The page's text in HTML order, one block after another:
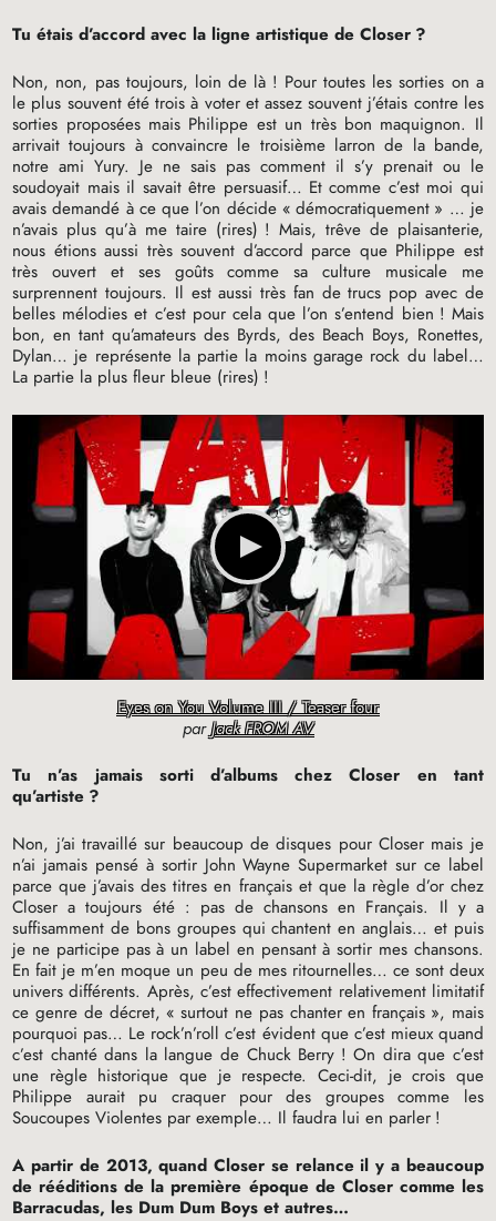
Tu étais d’accord avec la ligne artistique de Closer ?
Non, non, pas toujours, loin de là ! Pour toutes les sorties on a
le plus souvent été trois à voter et assez souvent j’étais contre les
sorties proposées mais Philippe est un très bon maquignon. Il
arrivait toujours à convaincre le troisième larron de la bande,
notre ami Yury. Je ne sais pas comment il s’y prenait ou le
soudoyait mais il savait être persuasif… Et comme c’est moi qui
avais demandé à ce que l’on décide « démocratiquement » … je
n’avais plus qu’à me taire (rires) ! Mais, trêve de plaisanterie,
nous étions aussi très souvent d’accord parce que Philippe est
très ouvert et ses goûts comme sa culture musicale me
surprennent toujours. Il est aussi très fan de trucs pop avec de
belles mélodies et c’est pour cela que l’on s’entend bien ! Mais
bon, en tant qu’amateurs des Byrds, des Beach Boys, Ronettes,
Dylan… je représente la partie la moins garage rock du label…
La partie la plus fleur bleue (rires) !
Eyes on You Volume III / Teaser four
parJack FROM AV
Tu n’as jamais sorti d’albums chez Closer en tant
qu’artiste ?
Non, j’ai travaillé sur beaucoup de disques pour Closer mais je
n’ai jamais pensé à sortir John Wayne Supermarket sur ce label
parce que j’avais des titres en français et que la règle d’or chez
Closer a toujours été : pas de chansons en Français. Il y a
suffisamment de bons groupes qui chantent en anglais… et puis
je ne participe pas à un label en pensant à sortir mes chansons.
En fait je m’en moque un peu de mes ritournelles… ce sont deux
univers différents. Après, c’est effectivement relativement limitatif
ce genre de décret, « surtout ne pas chanter en français », mais
pourquoi pas… Le rock’n’roll c’est évident que c’est mieux quand
c’est chanté dans la langue de Chuck Berry ! On dira que c’est
une règle historique que je respecte. Ceci-dit, je crois que
Philippe aurait pu craquer pour des groupes comme les
Soucoupes Violentes par exemple… Il faudra lui en parler !
A partir de 2013, quand Closer se relance il y a beaucoup
de rééditions de la première époque de Closer comme les
Barracudas, les Dum Dum Boys et autres…